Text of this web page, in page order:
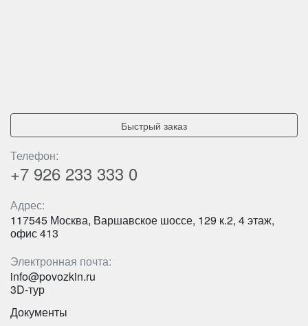
Быстрый заказ
Телефон:
+7 926 233 333 0
Адрес:
117545 Москва, Варшавское шоссе, 129 к.2, 4 этаж,
офис 413
Электронная почта:
info@povozkin.ru
3D-тур
Документы